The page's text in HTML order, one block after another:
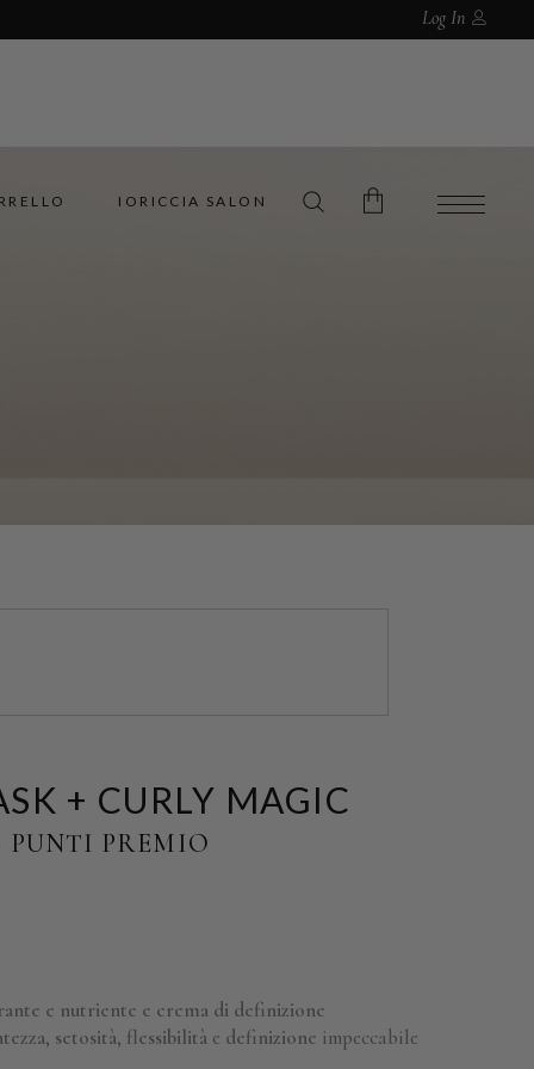
Log In
IORICCIA SALON
+ CURLY MAGIC
PUNTI PREMIO
e nutriente e crema di definizione
, setosità, flessibilità e definizione impeccabile